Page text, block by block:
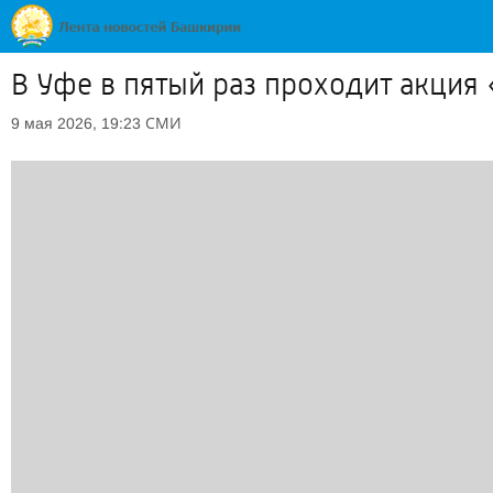
В Уфе в пятый раз проходит
9 мая 2026, 19:23 СМИ